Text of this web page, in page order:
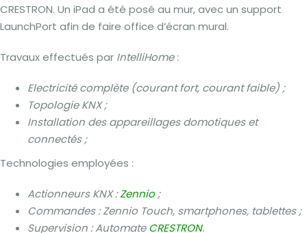
CRESTRON. Un iPad a été posé au mur, avec un support
LaunchPort afin de faire office d’écran mural.
Travaux effectués par IntelliHome:
Electricité complète (courant fort, courant faible) ;
Topologie KNX ;
Installation des appareillages domotiques et
connectés ;
Technologies employées :
Actionneurs KNX :Zennio;
Commandes : Zennio Touch, smartphones, tablettes ;
Supervision : AutomateCRESTRON.